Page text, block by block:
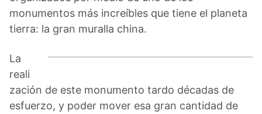
monumentos más increíbles que tiene el planeta
tierra: la gran muralla china.
La
reali
zación de este monumento tardo décadas de
esfuerzo, y poder mover esa gran cantidad de